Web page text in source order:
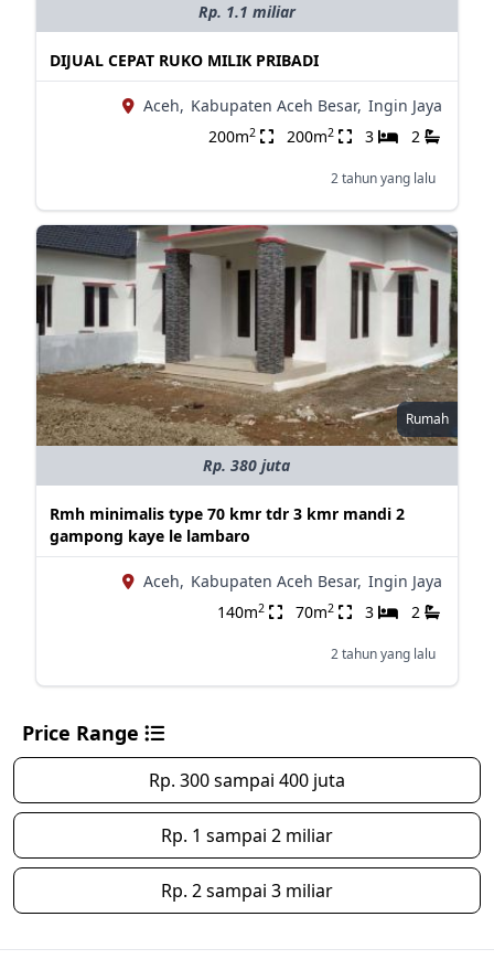
Rp. 1.1 miliar
DIJUAL CEPAT RUKO MILIK PRIBADI
Aceh, Kabupaten Aceh Besar, Ingin Jaya
200m2 200m2 3 2
2 tahun yang lalu
Rumah
Rp. 380 juta
Rmh minimalis type 70 kmr tdr 3 kmr mandi 2
gampong kaye le lambaro
Aceh, Kabupaten Aceh Besar, Ingin Jaya
140m2 70m2 3 2
2 tahun yang lalu
Price Range
Rp. 300 sampai 400 juta
Rp. 1 sampai 2 miliar
Rp. 2 sampai 3 miliar